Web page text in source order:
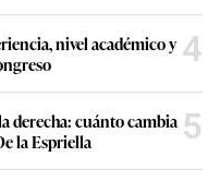
nivel académico y 4
derecha: cuánto cambia
la Espriella
5